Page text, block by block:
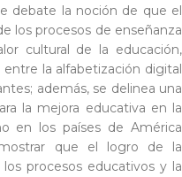
debate la noción de que el
los procesos de enseñanza
cultural de la educación,
la alfabetización digital
además, se delinea una
la mejora educativa en la
en los países de América
que el logro de la
procesos educativos y la